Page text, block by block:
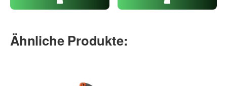
Ähnliche Produkte: